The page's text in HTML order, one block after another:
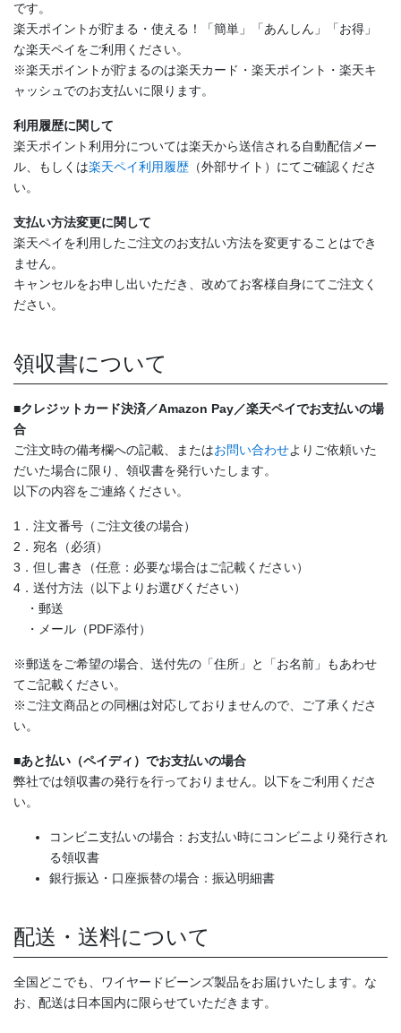
です。
楽天ポイントが貯まる・使える！「簡単」「あんしん」「お得」
な楽天ペイをご利用ください。
※楽天ポイントが貯まるのは楽天カード・楽天ポイント・楽天キ
ャッシュでのお支払いに限ります。
利用履歴に関して
楽天ポイント利用分については楽天から送信される自動配信メー
ル、もしくは楽天ペイ利用履歴 （外部サイト）にてご確認くださ
い。
支払い方法変更に関して
楽天ペイを利用したご注文のお支払い方法を変更することはでき
ません。
キャンセルをお申し出いただき、改めてお客様自身にてご注文く
ださい。
領収書について
■クレジットカード決済／Amazon Pay／楽天ペイでお支払いの場
合
ご注文時の備考欄への記載、またはお問い合わせよりご依頼いた
だいた場合に限り、領収書を発行いたします。
以下の内容をご連絡ください。
1．注文番号（ご注文後の場合）
2．宛名（必須）
3．但し書き（任意：必要な場合はご記載ください）
4．送付方法（以下よりお選びください）
・郵送
・メール（PDF添付）
※郵送をご希望の場合、送付先の「住所」と「お名前」もあわせ
てご記載ください。
※ご注文商品との同梱は対応しておりませんので、ご了承くださ
い。
■あと払い（ペイディ）でお支払いの場合
弊社では領収書の発行を行っておりません。以下をご利用くださ
い。
コンビニ支払いの場合：お支払い時にコンビニより発行され
る領収書
銀行振込・口座振替の場合：振込明細書
配送・送料について
全国どこでも、ワイヤードビーンズ製品をお届けいたします。な
お、配送は日本国内に限らせていただきます。